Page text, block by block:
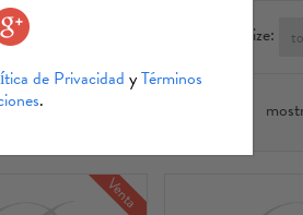
Package Size:
Venta
de Privacidad yTérminos
.